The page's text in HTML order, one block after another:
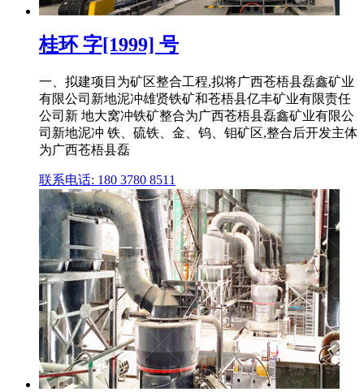
桂环 字[1999] 号
一、拟建项目为矿区整合工程,拟将广西苍梧县磊鑫矿业
有限公司新地泥冲雄贤铁矿和苍梧县亿丰矿业有限责任
公司新 地大窝冲铁矿整合为广西苍梧县磊鑫矿业有限公
司新地泥冲 铁、硫铁、金、钨、钼矿区,整合后开发主体
为广西苍梧县磊
联系电话: 180 3780 8511